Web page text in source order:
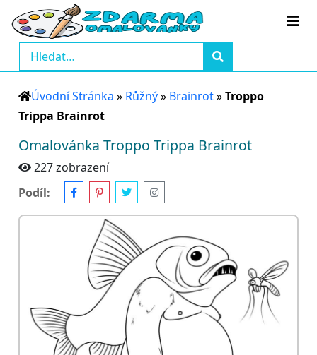
Úvodní Stránka » Růžný» Brainrot»Troppo
Trippa Brainrot
Omalovánka Troppo Trippa Brainrot
227 zobrazení
Podíl: